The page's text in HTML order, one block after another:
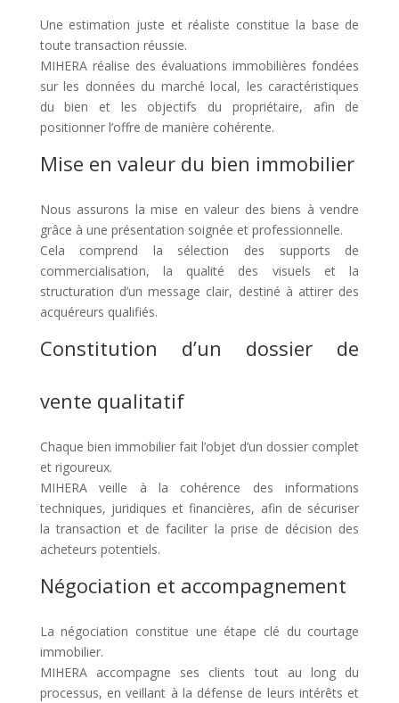
Une estimation juste et réaliste constitue la base de
toute transaction réussie.
MIHERA réalise des évaluations immobilières fondées
sur les données du marché local, les caractéristiques
du bien et les objectifs du propriétaire, afin de
positionner l’offre de manière cohérente.
Mise en valeur du bien immobilier
Nous assurons la mise en valeur des biens à vendre
grâce à une présentation soignée et professionnelle.
Cela comprend la sélection des supports de
commercialisation, la qualité des visuels et la
structuration d’un message clair, destiné à attirer des
acquéreurs qualifiés.
Constitution d’un dossier de
vente qualitatif
Chaque bien immobilier fait l’objet d’un dossier complet
et rigoureux.
MIHERA veille à la cohérence des informations
techniques, juridiques et financières, afin de sécuriser
la transaction et de faciliter la prise de décision des
acheteurs potentiels.
Négociation et accompagnement
La négociation constitue une étape clé du courtage
immobilier.
MIHERA accompagne ses clients tout au long du
processus, en veillant à la défense de leurs intérêts et